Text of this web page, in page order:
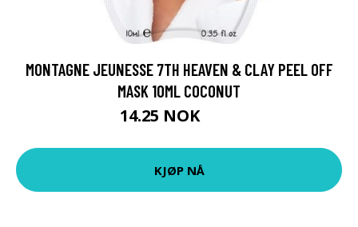
MONTAGNE JEUNESSE 7TH HEAVEN & CLAY PEEL OFF
MASK 10ML COCONUT
14.25 NOK
KJØP NÅ